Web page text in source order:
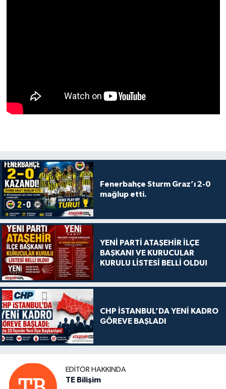
Fenerbahçe Sturm Graz’ı 2-0
mağlup etti.
YENİ PARTİ ATAŞEHİR İLÇE
BAŞKANI VE KURUCULAR
KURULU LİSTESİ BELLİ OLDU!
CHP İSTANBUL’DA YENİ KADRO
GÖREVE BAŞLADI
EDITÖR HAKKINDA
TE Bilişim